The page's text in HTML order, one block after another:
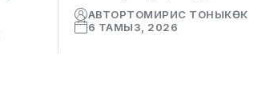
АВТОРТОМИРИС ТОНЫКӨК
6 ТАМЫЗ, 2026